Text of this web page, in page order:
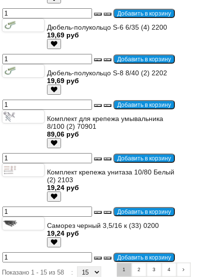
Дюбель-полукольцо S-6 6/35 (4) 2200
19,69 руб
Дюбель-полукольцо S-8 8/40 (2) 2202
19,69 руб
Комплект для крепежа умывальника
8/100 (2) 70901
89,06 руб
Комплект крепежа унитаза 10/80 Белый
(2) 2103
19,24 руб
Саморез черный 3,5/16 к (33) 0200
19,24 руб
Показано 1 - 15 из 58 : 1 2 3 4